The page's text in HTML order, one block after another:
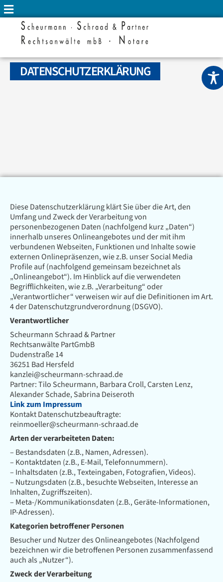
DATENSCHUTZERKLÄRUNG
Diese Datenschutzerklärung klärt Sie über die Art, den
Umfang und Zweck der Verarbeitung von
personenbezogenen Daten (nachfolgend kurz „Daten“)
innerhalb unseres Onlineangebotes und der mit ihm
verbundenen Webseiten, Funktionen und Inhalte sowie
externen Onlinepräsenzen, wie z.B. unser Social Media
Profile auf (nachfolgend gemeinsam bezeichnet als
„Onlineangebot“). Im Hinblick auf die verwendeten
Begrifflichkeiten, wie z.B. „Verarbeitung“ oder
„Verantwortlicher“ verweisen wir auf die Definitionen im Art.
4 der Datenschutzgrundverordnung (DSGVO).
Verantwortlicher
Scheurmann Schraad & Partner
Rechtsanwälte PartGmbB
Dudenstraße 14
36251 Bad Hersfeld
kanzlei@scheurmann-schraad.de
Partner: Tilo Scheurmann, Barbara Croll, Carsten Lenz,
Alexander Schade, Sabrina Deiseroth
Link zum Impressum
Kontakt Datenschutzbeauftragte:
reinmoeller@scheurmann-schraad.de
Arten der verarbeiteten Daten:
– Bestandsdaten (z.B., Namen, Adressen).
– Kontaktdaten (z.B., E-Mail, Telefonnummern).
– Inhaltsdaten (z.B., Texteingaben, Fotografien, Videos).
– Nutzungsdaten (z.B., besuchte Webseiten, Interesse an
Inhalten, Zugriffszeiten).
– Meta-/Kommunikationsdaten (z.B., Geräte-Informationen,
IP-Adressen).
Kategorien betroffener Personen
Besucher und Nutzer des Onlineangebotes (Nachfolgend
bezeichnen wir die betroffenen Personen zusammenfassend
auch als „Nutzer“).
Zweck der Verarbeitung